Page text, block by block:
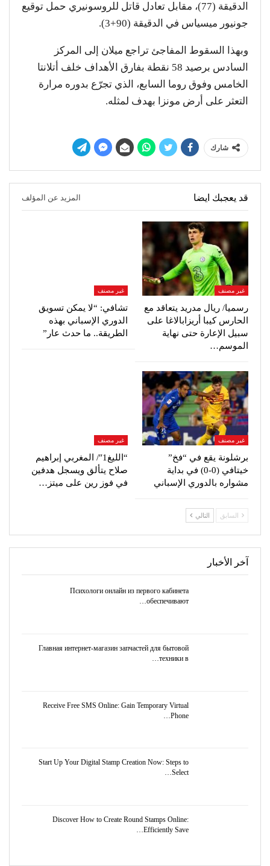
الدقيقة (77)، مقابل تعادل قاتل للروسونيري حمل توقيع
جونيور ميسياس في الدقيقة (90+3).
وبهذا السقوط المفاجئ تراجع ميلان إلى المركز
السادس برصيد 58 نقطة بفارق الأهداف خلف أتلانتا
الخامس وفوق روما السابع، الذي تجرّع بدوره مرارة
التعثر على أرض مونزا بهدف لمثله.
شارك
قد يعجبك ايضا المزيد عن المؤلف
غير مصنف
رسميا/ ريال مدريد يتعاقد مع
الحارس كيبا أريزابالاغا على
سبيل الإعارة حتى نهاية
الموسم…
غير مصنف
تشافي: “لا يمكن تسويق
الدوري الإسباني بهذه
الطريقة.. ما حدث عار”
غير مصنف
برشلونة يقع في “فخ”
خيتافي (0-0) في بداية
مشواره بالدوري الإسباني
غير مصنف
“الليغ1″/ المغربي إبراهيم
صلاح يتألق ويسجل هدفين
في فوز رين على ميتز…
السابق التالي
آخر الأخبار
Психологи онлайн из первого кабинета
обеспечивают…
Главная интернет-магазин запчастей для бытовой
техники в…
Receive Free SMS Online: Gain Temporary Virtual
Phone…
Start Up Your Digital Stamp Creation Now: Steps to
Select…
Discover How to Create Round Stamps Online:
Efficiently Save…